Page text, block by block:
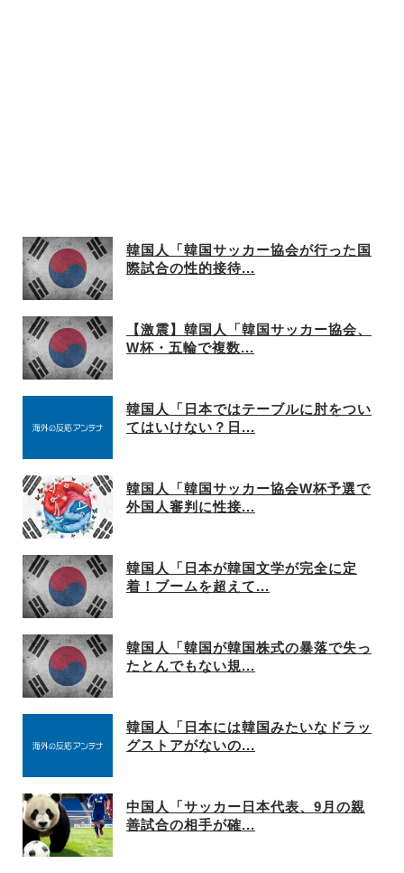
韓国人「韓国サッカー協会が行った国
際試合の性的接待...
【激震】韓国人「韓国サッカー協会、
W杯・五輪で複数...
韓国人「日本ではテーブルに肘をつい
てはいけない？日...
韓国人「韓国サッカー協会W杯予選で
外国人審判に性接...
韓国人「日本が韓国文学が完全に定
着！ブームを超えて...
韓国人「韓国が韓国株式の暴落で失っ
たとんでもない規...
韓国人「日本には韓国みたいなドラッ
グストアがないの...
中国人「サッカー日本代表、9月の親
善試合の相手が確...